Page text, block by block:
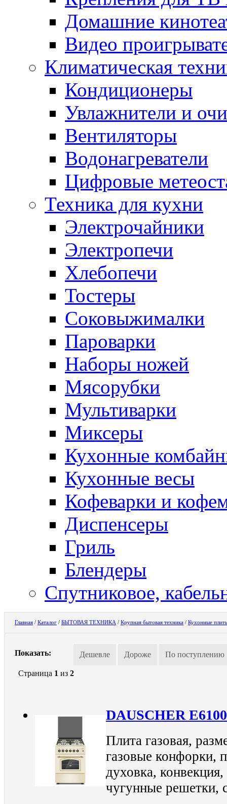
Домашние
Видео
Климатическая
Кондиционеры
Увлажнители и
Вентиляторы
Водонагреватели
Цифровые
Техника для кухни
Электрочайники
Электропечи
Хлебопечи
Тостеры
Соковыжималки
Пароварки
Наборы ножей
Мясорубки
Мультиварки
Миксеры
Кухонные
Кухонные весы
Кофеварки и
Диспенсеры
Гриль
Блендеры
Спутниковое,
Главная / Каталог / БЫТОВАЯ ТЕХНИКА / Крупная бытовая техника / Кухонные
Показать: Дешевле Дороже По поступлению
Страница 1 из 2
DAUSCHER
Плита газовая,
газовые конфорки,
духовка,
чугунные решетки,